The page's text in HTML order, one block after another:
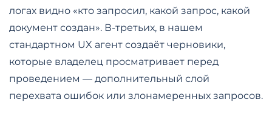
логах видно «кто запросил, какой запрос, какой
документ создан». В-третьих, в нашем
стандартном UX агент создаёт черновики,
которые владелец просматривает перед
проведением — дополнительный слой
перехвата ошибок или злонамеренных запросов.